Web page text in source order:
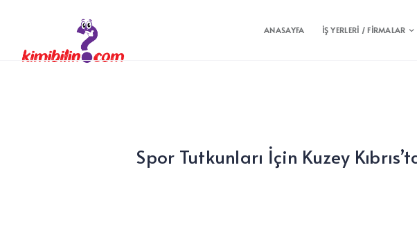
ANASAYFA İŞ YERLERİ / FİRMALAR
Spor Tutkunları İçin Kuzey